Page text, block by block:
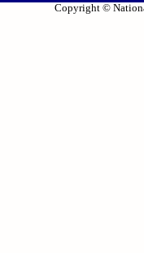
Copyright ©